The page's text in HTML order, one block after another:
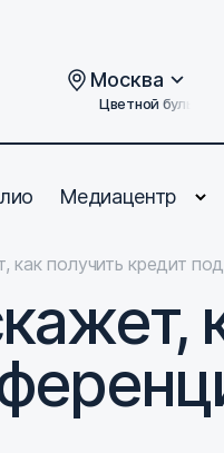
Москва
Цветной бульвар,
Медиацентр
как получить кредит